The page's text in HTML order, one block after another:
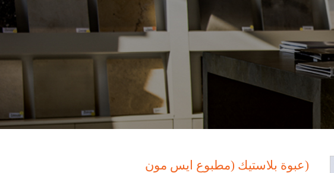
(عبوة بلاستيك (مطبوع ايس مون